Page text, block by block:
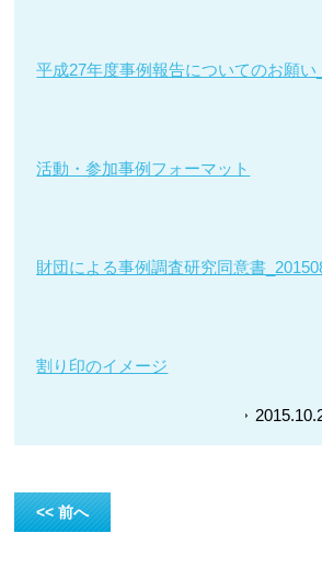
平成27年度事例報告についてのお願い
活動・参加事例フォーマット
財団による事例調査研究同意書
割り印のイメージ
<< 前へ